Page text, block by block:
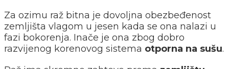
Za ozimu raž bitna je dovoljna obezbeđenost
zemljišta vlagom u jesen kada se ona nalazi u
fazi bokorenja. Inače je ona zbog dobro
razvijenog korenovog sistema otporna na sušu.